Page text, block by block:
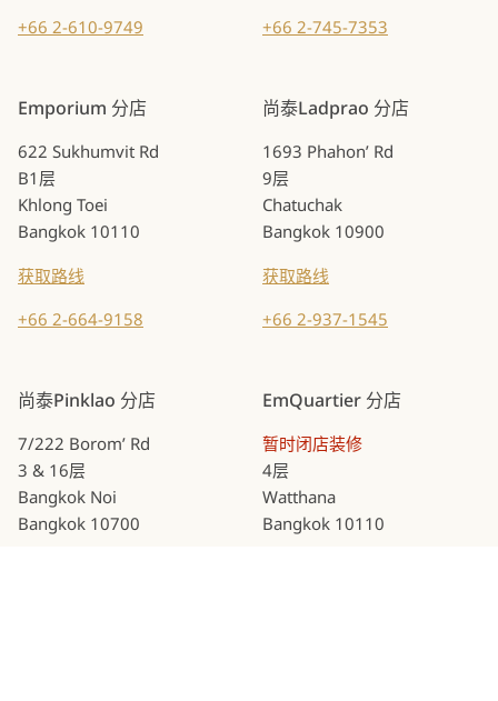
+66 2-610-9749
+66 2-745-7353
Emporium 分店
622 Sukhumvit Rd
B1层
Khlong Toei
Bangkok 10110
获取路线
+66 2-664-9158
尚泰Ladprao 分店
1693 Phahon’ Rd
9层
Chatuchak
Bangkok 10900
获取路线
+66 2-937-1545
尚泰Pinklao 分店
7/222 Borom’ Rd
3 & 16层
Bangkok Noi
Bangkok 10700
EmQuartier 分店
暂时闭店装修
4层
Watthana
Bangkok 10110